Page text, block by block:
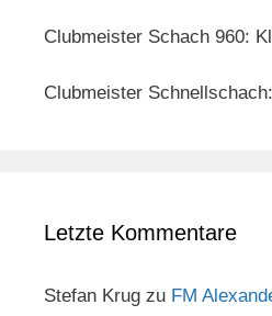
Clubmeister Schach 960:
Clubmeister
Letzte Kommentare
Stefan Krug zu FM